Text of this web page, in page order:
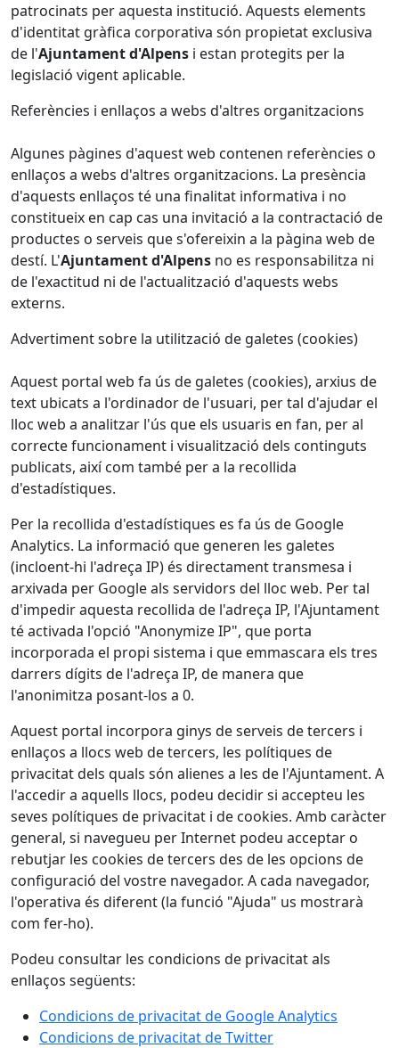
patrocinats per aquesta institució. Aquests elements
d'identitat gràfica corporativa són propietat exclusiva
de l'Ajuntament d'Alpens i estan protegits per la
legislació vigent aplicable.
Referències i enllaços a webs d'altres organitzacions
Algunes pàgines d'aquest web contenen referències o
enllaços a webs d'altres organitzacions. La presència
d'aquests enllaços té una finalitat informativa i no
constitueix en cap cas una invitació a la contractació de
productes o serveis que s'ofereixin a la pàgina web de
destí. L'Ajuntament d'Alpens no es responsabilitza ni
de l'exactitud ni de l'actualització d'aquests webs
externs.
Advertiment sobre la utilització de galetes (cookies)
Aquest portal web fa ús de galetes (cookies), arxius de
text ubicats a l'ordinador de l'usuari, per tal d'ajudar el
lloc web a analitzar l'ús que els usuaris en fan, per al
correcte funcionament i visualització dels continguts
publicats, així com també per a la recollida
d'estadístiques.
Per la recollida d'estadístiques es fa ús de Google
Analytics. La informació que generen les galetes
(incloent-hi l'adreça IP) és directament transmesa i
arxivada per Google als servidors del lloc web. Per tal
d'impedir aquesta recollida de l'adreça IP, l'Ajuntament
té activada l'opció "Anonymize IP", que porta
incorporada el propi sistema i que emmascara els tres
darrers dígits de l'adreça IP, de manera que
l'anonimitza posant-los a 0.
Aquest portal incorpora ginys de serveis de tercers i
enllaços a llocs web de tercers, les polítiques de
privacitat dels quals són alienes a les de l'Ajuntament. A
l'accedir a aquells llocs, podeu decidir si accepteu les
seves polítiques de privacitat i de cookies. Amb caràcter
general, si navegueu per Internet podeu acceptar o
rebutjar les cookies de tercers des de les opcions de
configuració del vostre navegador. A cada navegador,
l'operativa és diferent (la funció "Ajuda" us mostrarà
com fer-ho).
Podeu consultar les condicions de privacitat als
enllaços següents:
Condicions de privacitat de Google Analytics
Condicions de privacitat de Twitter